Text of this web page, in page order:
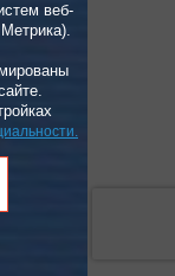
веб-
.